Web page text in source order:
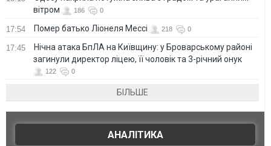
вітром
186 0
17:54 Помер батько Ліонеля Мессі 218 0
17:45
Нічна атака БпЛА на Київщину: у Броварському районі
загинули директор ліцею, її чоловік та 3-річний онук
122 0
БІЛЬШЕ
АНАЛІТИКА